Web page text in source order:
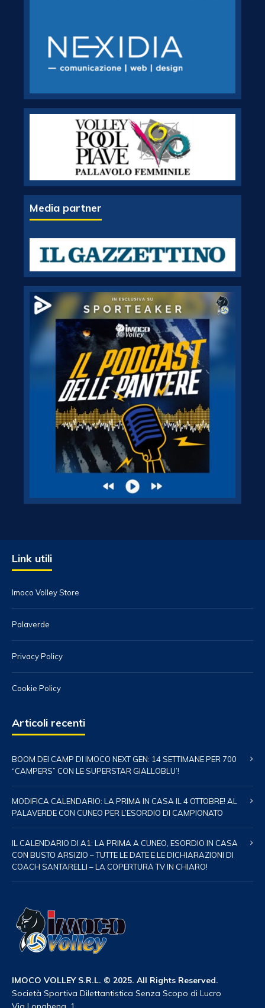
Media partner
Link utili
Imoco Volley Store
Palaverde
Privacy Policy
Cookie Policy
Articoli recenti
BOOM DEI CAMP DI IMOCO NEXT GEN: 14 SETTIMANE PER 700
“CAMPERS” CON LE SUPERSTAR GIALLOBLU’!
MODIFICA CALENDARIO: LA PRIMA IN CASA IL 4 OTTOBRE! AL
PALAVERDE CON CUNEO PER L’ESORDIO DI CAMPIONATO
IL CALENDARIO DI A1: LA PRIMA A CUNEO, ESORDIO IN CASA
CON BUSTO ARSIZIO – TUTTE LE DATE E LE DICHIARAZIONI DI
COACH SANTARELLI – LA COPERTURA TV IN CHIARO!
IMOCO VOLLEY S.R.L. © 2025. All Rights Reserved.
Società Sportiva Dilettantistica Senza Scopo di Lucro